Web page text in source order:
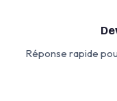
Réponse rapide